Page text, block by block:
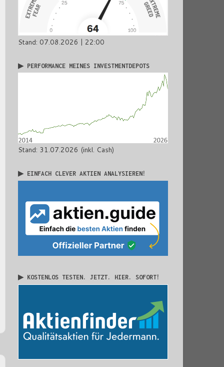
Stand: 07.08.2026 | 22:00
▶ PERFORMANCE MEINES INVESTMENTDEPOTS
Stand: 31.07.2026 (inkl. Cash)
▶ EINFACH CLEVER AKTIEN ANALYSIEREN!
▶ KOSTENLOS TESTEN. JETZT. HIER. SOFORT!